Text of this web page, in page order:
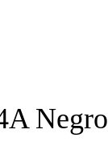
Negro